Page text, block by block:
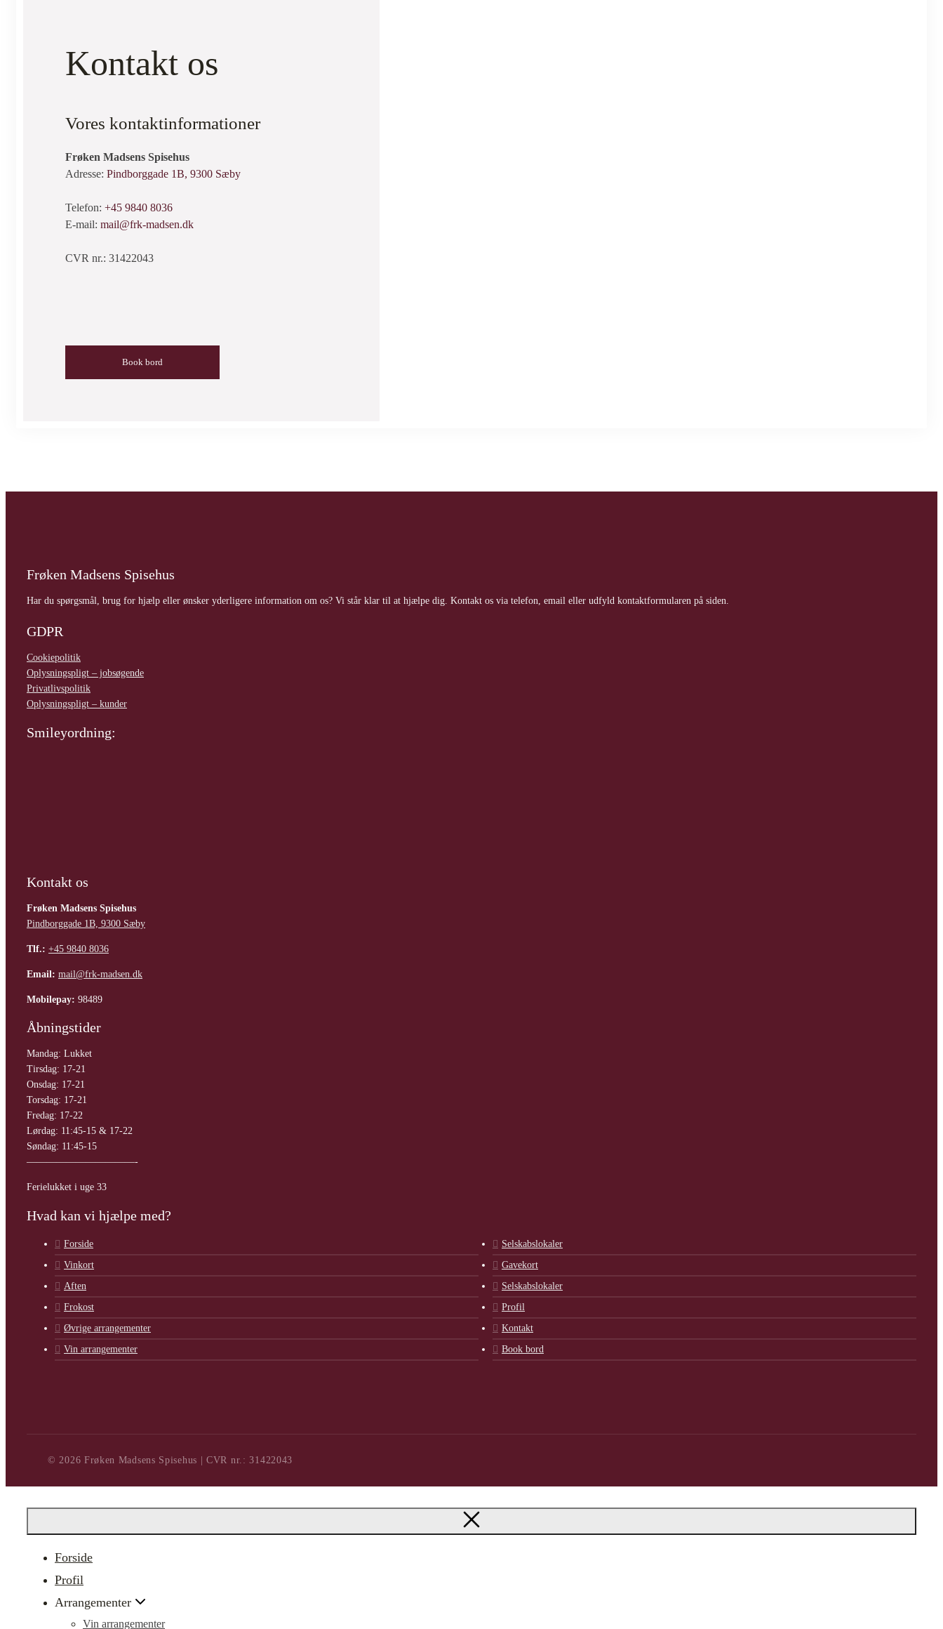
Kontakt os
Vores kontaktinformationer
Frøken Madsens Spisehus
Adresse: Pindborggade 1B, 9300 Sæby
Telefon: +45 9840 8036
E-mail: mail@frk-madsen.dk
CVR nr.: 31422043
Book bord
Frøken Madsens Spisehus
Har du spørgsmål, brug for hjælp eller ønsker yderligere information om os? Vi står klar til at hjælpe dig. Kontakt os via telefon, email eller udfyld kontaktformularen på siden.
GDPR
Cookiepolitik
Oplysningspligt – jobsøgende
Privatlivspolitik
Oplysningspligt – kunder
Smileyordning:
Kontakt os
Frøken Madsens Spisehus
Pindborggade 1B, 9300 Sæby
Tlf.: +45 9840 8036
Email: mail@frk-madsen.dk
Mobilepay: 98489
Åbningstider
Mandag: Lukket
Tirsdag: 17-21
Onsdag: 17-21
Torsdag: 17-21
Fredag: 17-22
Lørdag: 11:45-15 & 17-22
Søndag: 11:45-15
———————————-
Ferielukket i uge 33
Hvad kan vi hjælpe med?
Forside
Vinkort
Aften
Frokost
Øvrige arrangementer
Vin arrangementer
Selskabslokaler
Gavekort
Selskabslokaler
Profil
Kontakt
Book bord
© 2026 Frøken Madsens Spisehus | CVR nr.: 31422043
Forside
Profil
Arrangementer
Vin arrangementer